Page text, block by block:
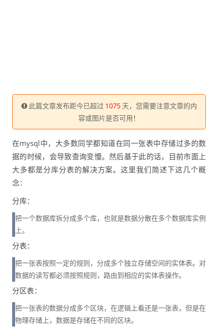
此篇文章发布距今已超过 1075 天，您需要注意文章的内
容或图片是否可用！
在mysql中，大多数同学都知道在同一张表中存储过多的数
据的时候，会导致查询变慢。然后基于此的话，目前市面上
大多都是分库分表的解决方案。这里我们简述下这几个概
念：
分库：
把一个数据库拆分成多个库，也就是数据分散在多个数据库实例
上。
分表：
把一张表按照一定的规则，分成多个独立存储空间的实体表。对
数据的读写都必须按照规则，路由到相应的实体表操作。
分区表：
把一张表的数据分成多个区块，在逻辑上看还是一张表，但是在
物理存储上，数据是存储在不同的区块。